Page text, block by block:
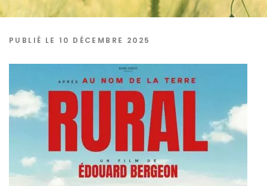
PUBLIÉ LE 10 DÉCEMBRE 2025